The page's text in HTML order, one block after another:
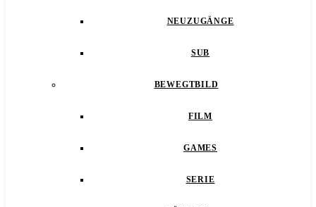
NEUZUGÄNGE
SUB
BEWEGTBILD
FILM
GAMES
SERIE